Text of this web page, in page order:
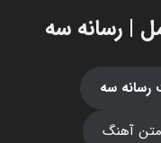
| رسانه سه
سه
متن آهنگ